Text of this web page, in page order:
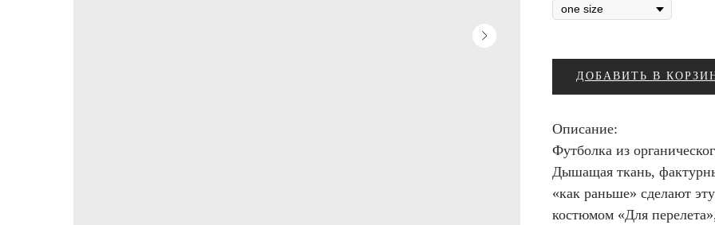
ДОБАВИТЬ В
Описание:
Футболка из
Дышащая ткань,
«как раньше» сделают
костюмом «Для